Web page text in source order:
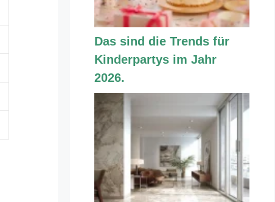
Das sind die Trends für
Kinderpartys im Jahr
2026.